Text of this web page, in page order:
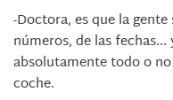
-Doctora, es que la
números, de las
absolutamente todo o
coche.